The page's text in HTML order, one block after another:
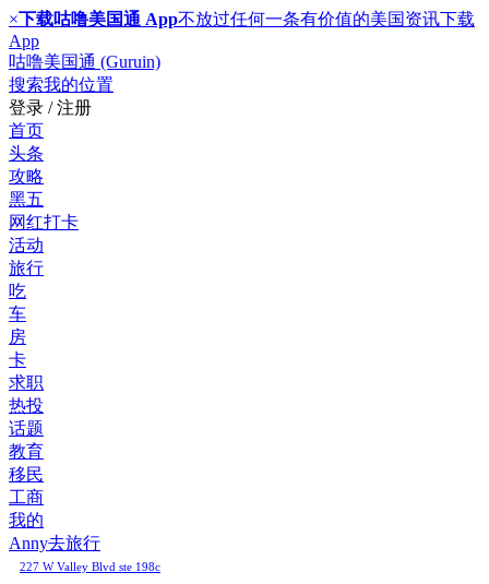
×下载咕噜美国通 App不放过任何一条有价值的美国资讯下载
App
咕噜美国通 (Guruin)
搜索我的位置
登录 / 注册
首页
头条
攻略
黑五
网红打卡
活动
旅行
吃
车
房
卡
求职
热投
话题
教育
移民
工商
我的
Anny去旅行
227 W Valley Blvd ste 198c